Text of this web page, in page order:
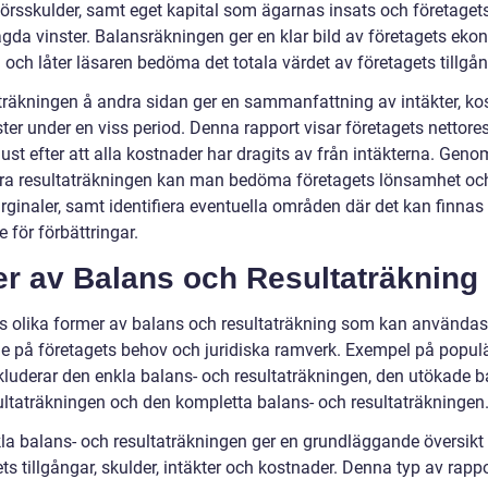
samt eget kapital som ägarnas insats och
vinster. Balansräkningen ger en klar bild av företagets
låter läsaren bedöma det totala värdet av företagets
å andra sidan ger en sammanfattning av intäkter,
under en viss period. Denna rapport visar företagets
efter att alla kostnader har dragits av från intäkterna.
resultaträkningen kan man bedöma företagets lönsamhet
samt identifiera eventuella områden där det kan finnas
för förbättringar.
av Balans och Resultaträkning
olika former av balans och resultaträkning som kan användas
på företagets behov och juridiska ramverk. Exempel på
den enkla balans- och resultaträkningen, den utökade
och den kompletta balans- och resultaträkningen.
balans- och resultaträkningen ger en grundläggande översikt
tillgångar, skulder, intäkter och kostnader. Denna typ av